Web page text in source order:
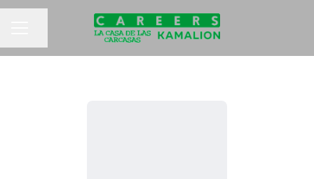
MENÚ DE EMPLEO
Compartir página